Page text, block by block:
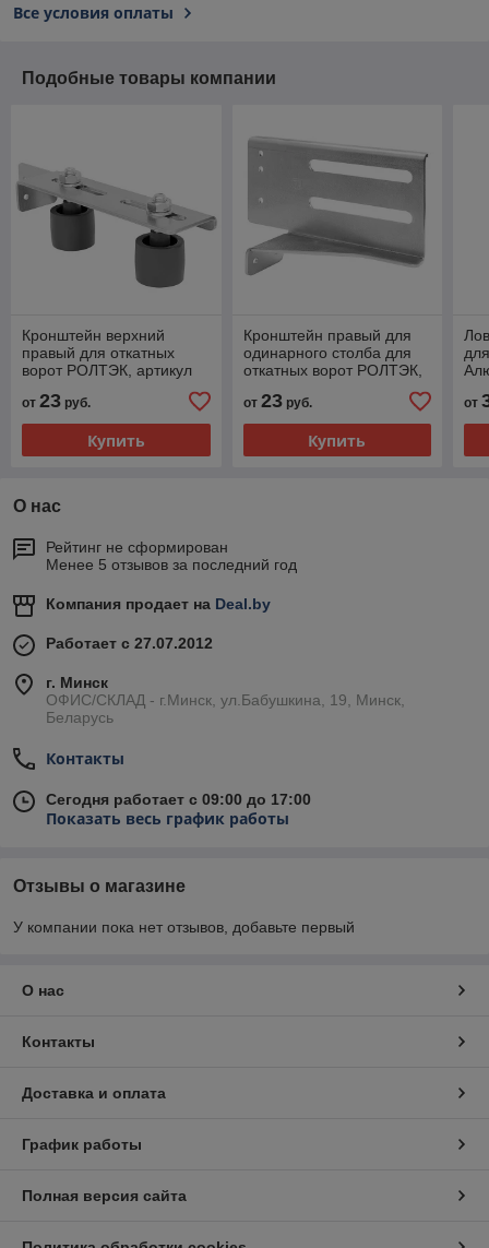
Все условия оплаты
Подобные товары компании
Кронштейн верхний
правый для откатных
ворот РОЛТЭК, артикул
от 23 руб.
Купить
Кронштейн правый для
одинарного столба для
откатных ворот РОЛТЭК,
от 23руб.
Купить
от
О нас
Рейтинг не сформирован
Менее 5 отзывов за последний год
Компания продает на Deal.by
Работает с 27.07.2012
г. Минск
ОФИС/СКЛАД - г.Минск, ул.Бабушкина, 19, Минск,
Беларусь
Контакты
Сегодня работает с 09:00 до 17:00
Показать весь график работы
Отзывы о магазине
У компании пока нет отзывов, добавьте первый
О нас
Контакты
Доставка и оплата
График работы
Полная версия сайта